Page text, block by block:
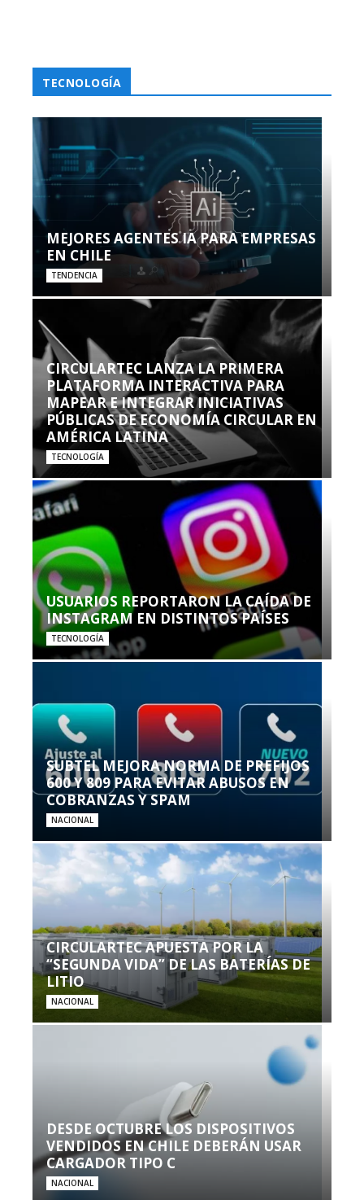
TECNOLOGÍA
MEJORES AGENTES IA PARA EMPRESAS
EN CHILE
TENDENCIA
CIRCULARTEC LANZA LA PRIMERA
PLATAFORMA INTERACTIVA PARA
MAPEAR E INTEGRAR INICIATIVAS
PÚBLICAS DE ECONOMÍA CIRCULAR EN
AMÉRICA LATINA
TECNOLOGÍA
USUARIOS REPORTARON LA CAÍDA DE
INSTAGRAM EN DISTINTOS PAÍSES
TECNOLOGÍA
SUBTEL MEJORA NORMA DE PREFIJOS
600 Y 809 PARA EVITAR ABUSOS EN
COBRANZAS Y SPAM
NACIONAL
CIRCULARTEC APUESTA POR LA
“SEGUNDA VIDA” DE LAS BATERÍAS DE
LITIO
NACIONAL
DESDE OCTUBRE LOS DISPOSITIVOS
VENDIDOS EN CHILE DEBERÁN USAR
CARGADOR TIPO C
NACIONAL